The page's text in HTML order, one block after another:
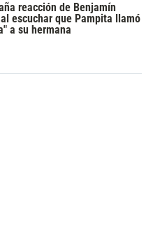
reacción de Benjamín
escuchar que Pampita llamó
a su hermana